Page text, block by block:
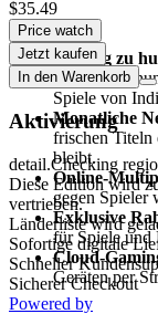
Funktionen des
Zugang zu
Spiele von
Monatliche
frischen Titeln
bleibt.
Online-
gegen Spieler
Exklusive
für Spiele und
Cloud-
Geräten per
$35.49
Price watch
Jetzt kaufen
In den Warenkorb
Aktivierung
detail.Checking
Diese Edition wird
vertrieben.
Länderliste wird
Sofortige digitale
Schneller
Sicherer Checkout
Powered by